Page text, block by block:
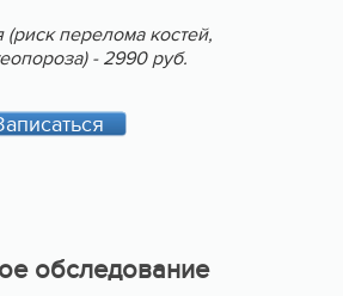
перелома костей,
- 2990 руб.
обследование